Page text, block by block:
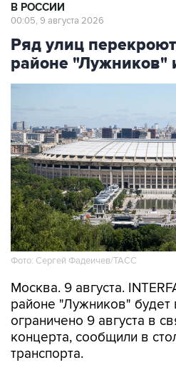
В РОССИИ
00:05, 9 августа 2026
Ряд улиц перекроют
районе "Лужников"
Фото: Сергей Фадеичев/ТАСС
Москва. 9 августа.
районе "Лужников" будет
ограничено 9 августа в
концерта, сообщили в
транспорта.